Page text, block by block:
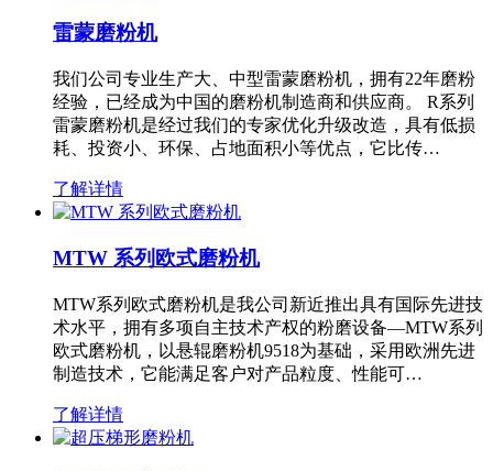
雷蒙磨粉机
我们公司专业生产大、中型雷蒙磨粉机，拥有22年磨粉
经验，已经成为中国的磨粉机制造商和供应商。 R系列
雷蒙磨粉机是经过我们的专家优化升级改造，具有低损
耗、投资小、环保、占地面积小等优点，它比传…
了解详情
MTW 系列欧式磨粉机
MTW系列欧式磨粉机是我公司新近推出具有国际先进技
术水平，拥有多项自主技术产权的粉磨设备—MTW系列
欧式磨粉机，以悬辊磨粉机9518为基础，采用欧洲先进
制造技术，它能满足客户对产品粒度、性能可…
了解详情